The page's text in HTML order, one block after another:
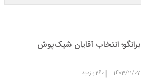
برانگو؛ انتخاب آقایان شیک‌پوش
1403/11/07
|
260بازدید